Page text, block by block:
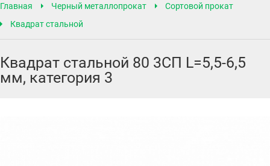
Главная Черный металлопрокат
Сортовой прокат
Квадрат стальной
Квадрат стальной 80 3СП L=5,5-6,5
мм, категория 3